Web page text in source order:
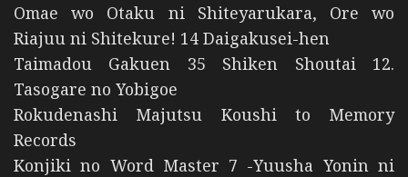
Omae wo Otaku ni Shiteyarukara, Ore wo
Riajuu ni Shitekure! 14 Daigakusei-hen
Taimadou Gakuen 35 Shiken Shoutai 12.
Tasogare no Yobigoe
Rokudenashi Majutsu Koushi to Memory
Records
Konjiki no Word Master 7 -Yuusha Yonin ni